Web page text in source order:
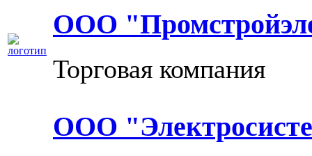
ООО
Торговая компания
ООО